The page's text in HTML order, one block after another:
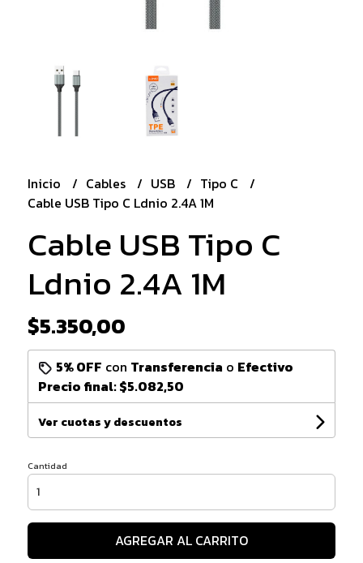
Inicio Cables USB
Tipo C
Cable USB Tipo C Ldnio 2.4A 1M
Cable USB Tipo C
Ldnio 2.4A 1M
$5.350,00
5% OFF con Transferencia o Efectivo
Precio final:$5.082,50
Ver cuotas y descuentos
Cantidad
AGREGAR AL CARRITO